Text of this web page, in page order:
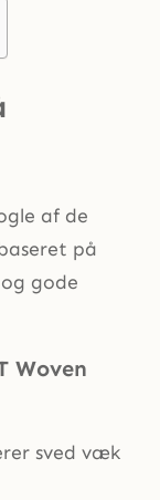
af de
på
gode
Woven
sved væk